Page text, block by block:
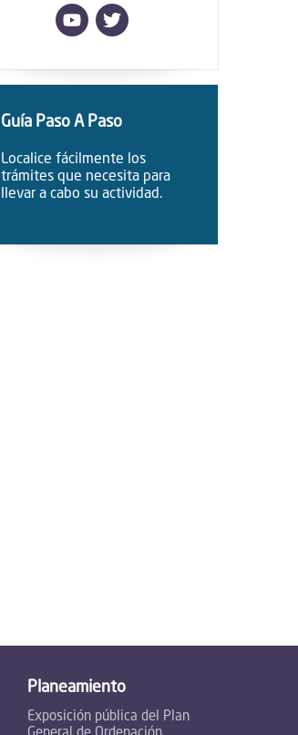
Guía Paso A Paso
Localice fácilmente los
trámites que necesita para
llevar a cabo su actividad.
Planeamiento
Exposición pública del Plan